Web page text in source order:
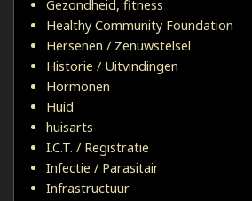
Gezondheid, fitness
Healthy Community Foundation
Hersenen / Zenuwstelsel
Historie / Uitvindingen
Hormonen
Huid
huisarts
I.C.T. / Registratie
Infectie / Parasitair
Infrastructuur